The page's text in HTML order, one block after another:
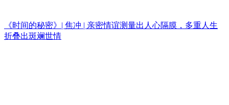
《时间的秘密》| 焦冲 | 亲密情谊测量出人心隔膜，多重人生
折叠出斑斓世情